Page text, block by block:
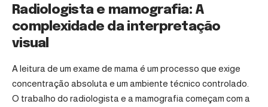
Radiologista e mamografia: A
complexidade da interpretação
visual
A leitura de um exame de mama é um processo que exige
concentração absoluta e um ambiente técnico controlado.
O trabalho do radiologista e a mamografia começam com a